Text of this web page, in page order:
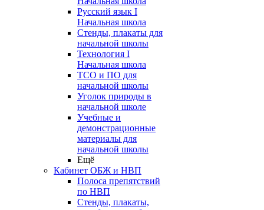
Русский язык I
Начальная школа
Стенды, плакаты для
начальной школы
Технология I
Начальная школа
ТСО и ПО для
начальной школы
Уголок природы в
начальной школе
Учебные и
демонстрационные
материалы для
начальной школы
Ещё
Кабинет ОБЖ и НВП
Полоса препятствий
по НВП
Стенды, плакаты,